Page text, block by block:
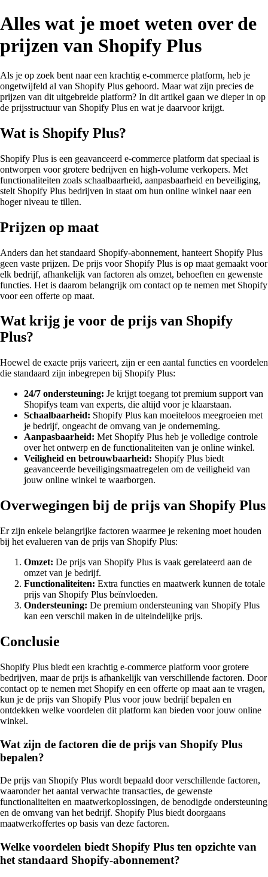
Alles wat je moet weten over de
prijzen van Shopify Plus
Als je op zoek bent naar een krachtig e-commerce platform, heb je
ongetwijfeld al van Shopify Plus gehoord. Maar wat zijn precies de
prijzen van dit uitgebreide platform? In dit artikel gaan we dieper in op
de prijsstructuur van Shopify Plus en wat je daarvoor krijgt.
Wat is Shopify Plus?
Shopify Plus is een geavanceerd e-commerce platform dat speciaal is
ontworpen voor grotere bedrijven en high-volume verkopers. Met
functionaliteiten zoals schaalbaarheid, aanpasbaarheid en beveiliging,
stelt Shopify Plus bedrijven in staat om hun online winkel naar een
hoger niveau te tillen.
Prijzen op maat
Anders dan het standaard Shopify-abonnement, hanteert Shopify Plus
geen vaste prijzen. De prijs voor Shopify Plus is op maat gemaakt voor
elk bedrijf, afhankelijk van factoren als omzet, behoeften en gewenste
functies. Het is daarom belangrijk om contact op te nemen met Shopify
voor een offerte op maat.
Wat krijg je voor de prijs van Shopify
Plus?
Hoewel de exacte prijs varieert, zijn er een aantal functies en voordelen
die standaard zijn inbegrepen bij Shopify Plus:
24/7 ondersteuning: Je krijgt toegang tot premium support van
Shopifys team van experts, die altijd voor je klaarstaan.
Schaalbaarheid: Shopify Plus kan moeiteloos meegroeien met
je bedrijf, ongeacht de omvang van je onderneming.
Aanpasbaarheid: Met Shopify Plus heb je volledige controle
over het ontwerp en de functionaliteiten van je online winkel.
Veiligheid en betrouwbaarheid: Shopify Plus biedt
geavanceerde beveiligingsmaatregelen om de veiligheid van
jouw online winkel te waarborgen.
Overwegingen bij de prijs van Shopify Plus
Er zijn enkele belangrijke factoren waarmee je rekening moet houden
bij het evalueren van de prijs van Shopify Plus:
Omzet: De prijs van Shopify Plus is vaak gerelateerd aan de
omzet van je bedrijf.
Functionaliteiten: Extra functies en maatwerk kunnen de totale
prijs van Shopify Plus beïnvloeden.
Ondersteuning: De premium ondersteuning van Shopify Plus
kan een verschil maken in de uiteindelijke prijs.
Conclusie
Shopify Plus biedt een krachtig e-commerce platform voor grotere
bedrijven, maar de prijs is afhankelijk van verschillende factoren. Door
contact op te nemen met Shopify en een offerte op maat aan te vragen,
kun je de prijs van Shopify Plus voor jouw bedrijf bepalen en
ontdekken welke voordelen dit platform kan bieden voor jouw online
winkel.
Wat zijn de factoren die de prijs van Shopify Plus
bepalen?
De prijs van Shopify Plus wordt bepaald door verschillende factoren,
waaronder het aantal verwachte transacties, de gewenste
functionaliteiten en maatwerkoplossingen, de benodigde ondersteuning
en de omvang van het bedrijf. Shopify Plus biedt doorgaans
maatwerkoffertes op basis van deze factoren.
Welke voordelen biedt Shopify Plus ten opzichte van
het standaard Shopify-abonnement?